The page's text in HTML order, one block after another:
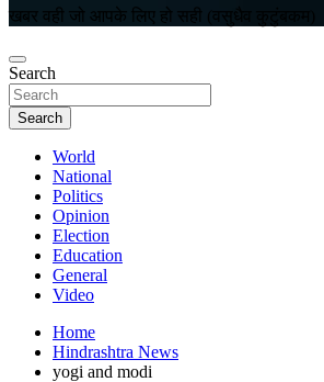
खबर वही जो आपके लिए हो सही (वसुधैव कुटुंबकम)
Search
Search
World
National
Politics
Opinion
Election
Education
General
Video
Home
Hindrashtra News
yogi and modi